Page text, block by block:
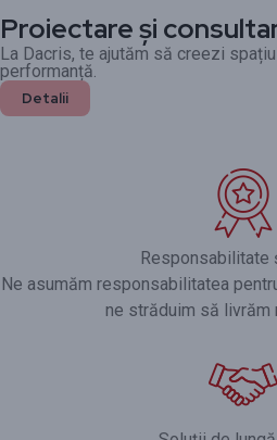
Proiectare și
La Dacris, te ajutăm să creezi
performanță.
Detalii
Responsabilitate
Ne asumăm responsabilitatea
ne străduim să livrăm